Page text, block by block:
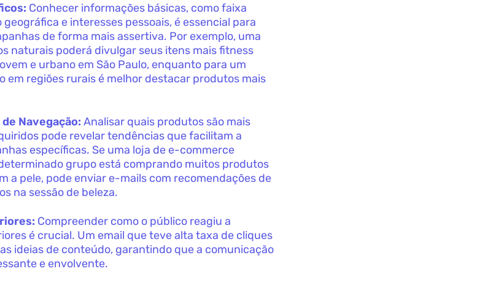
Conhecer informações básicas, como faixa
geográfica e interesses pessoais, é essencial para
de forma mais assertiva. Por exemplo, uma
naturais poderá divulgar seus itens mais fitness
e urbano em São Paulo, enquanto para um
em regiões rurais é melhor destacar produtos mais
Navegação: Analisar quais produtos são mais
pode revelar tendências que facilitam a
específicas. Se uma loja de e-commerce
grupo está comprando muitos produtos
a pele, pode enviar e-mails com recomendações de
na sessão de beleza.
Compreender como o público reagiu a
é crucial. Um email que teve alta taxa de cliques
ideias de conteúdo, garantindo que a comunicação
e envolvente.